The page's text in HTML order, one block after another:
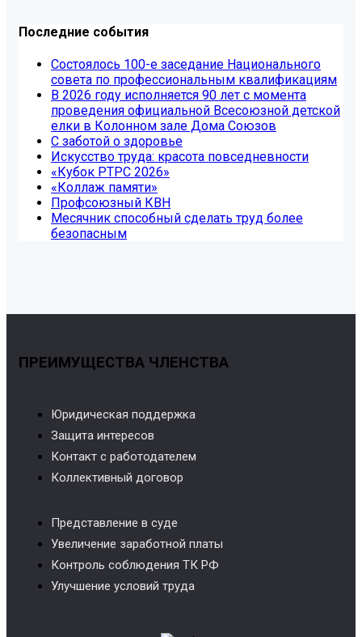
Последние события
Состоялось 100-е заседание Национального
совета по профессиональным квалификациям
В 2026 году исполняется 90 лет с момента
проведения официальной Всесоюзной детской
елки в Колонном зале Дома Союзов
С заботой о здоровье
Искусство труда: красота повседневности
«Кубок РТРС 2026»
«Коллаж памяти»
Профсоюзный КВН
Месячник способный сделать труд более
безопасным
ПРЕИМУЩЕСТВА ЧЛЕНСТВА
Юридическая поддержка
Защита интересов
Контакт с работодателем
Коллективный договор
Представление в суде
Увеличение заработной платы
Контроль соблюдения ТК РФ
Улучшение условий труда